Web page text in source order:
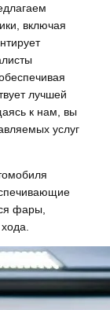
включая
лучшей
к нам, вы
услуг
фары,